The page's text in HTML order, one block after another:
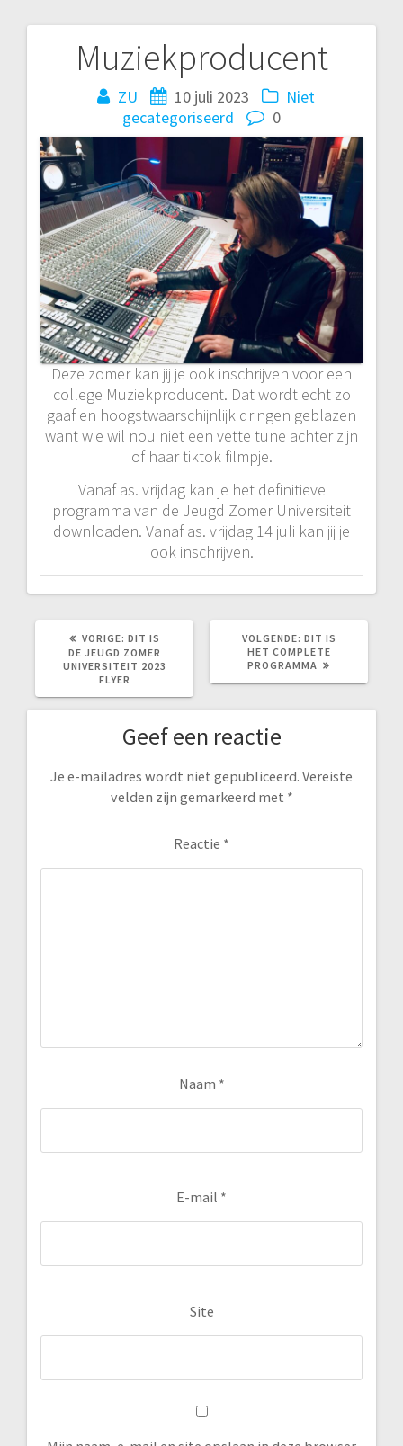
Muziekproducent
ZU 10 juli 2023
Niet
gecategoriseerd
0
Deze zomer kan jij je ook inschrijven voor een
college Muziekproducent. Dat wordt echt zo
gaaf en hoogstwaarschijnlijk dringen geblazen
want wie wil nou niet een vette tune achter zijn
of haar tiktok filmpje.
Vanaf as. vrijdag kan je het definitieve
programma van de Jeugd Zomer Universiteit
downloaden. Vanaf as. vrijdag 14 juli kan jij je
ook inschrijven.
Bericht
navigatie
VORIGE: VORIG
BERICHT:
DIT IS
DE JEUGD ZOMER
UNIVERSITEIT 2023
FLYER
VOLGENDE: VOLGEND
BERICHT:
DIT IS
HET COMPLETE
PROGRAMMA
Geef een reactie
Je e-mailadres wordt niet gepubliceerd. Vereiste
velden zijn gemarkeerd met *
Reactie *
Naam *
E-mail *
Site